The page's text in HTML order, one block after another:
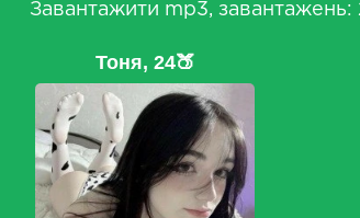
Завантажити mp3, завантажень:
Тоня, 24🍑